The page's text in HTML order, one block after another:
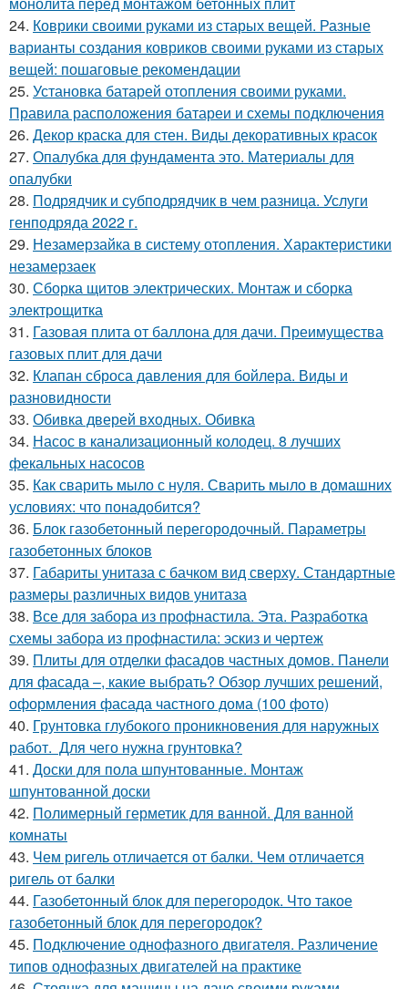
24. Коврики своими руками из старых вещей. Разные
варианты создания ковриков своими руками из старых
вещей: пошаговые рекомендации
25. Установка батарей отопления своими руками.
Правила расположения батареи и схемы подключения
26. Декор краска для стен. Виды декоративных красок
27. Опалубка для фундамента это. Материалы для
опалубки
28. Подрядчик и субподрядчик в чем разница. Услуги
генподряда 2022 г.
29. Незамерзайка в систему отопления. Характеристики
незамерзаек
30. Сборка щитов электрических. Монтаж и сборка
электрощитка
31. Газовая плита от баллона для дачи. Преимущества
газовых плит для дачи
32. Клапан сброса давления для бойлера. Виды и
разновидности
33. Обивка дверей входных. Обивка
34. Насос в канализационный колодец. 8 лучших
фекальных насосов
35. Как сварить мыло с нуля. Сварить мыло в домашних
условиях: что понадобится?
36. Блок газобетонный перегородочный. Параметры
газобетонных блоков
37. Габариты унитаза с бачком вид сверху. Стандартные
размеры различных видов унитаза
38. Все для забора из профнастила. Эта. Разработка
схемы забора из профнастила: эскиз и чертеж
39. Плиты для отделки фасадов частных домов. Панели
для фасада –, какие выбрать? Обзор лучших решений,
оформления фасада частного дома (100 фото)
40. Грунтовка глубокого проникновения для наружных
работ. Для чего нужна грунтовка?
41. Доски для пола шпунтованные. Монтаж
шпунтованной доски
42. Полимерный герметик для ванной. Для ванной
комнаты
43. Чем ригель отличается от балки. Чем отличается
ригель от балки
44. Газобетонный блок для перегородок. Что такое
газобетонный блок для перегородок?
45. Подключение однофазного двигателя. Различение
типов однофазных двигателей на практике